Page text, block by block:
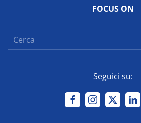
FOCUS ON
Seguici su: